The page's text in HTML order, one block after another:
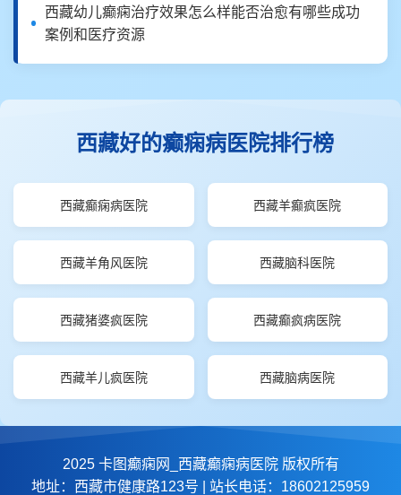
西藏幼儿癫痫治疗效果怎么样能否治愈有哪些成功
案例和医疗资源
西藏好的癫痫病医院排行榜
西藏癫痫病医院 西藏羊癫疯医院
西藏羊角风医院 西藏脑科医院
西藏猪婆疯医院 西藏癫疯病医院
西藏羊儿疯医院 西藏脑病医院
2025 卡图癫痫网_西藏癫痫病医院 版权所有
地址：西藏市健康路123号 | 站长电话：18602125959